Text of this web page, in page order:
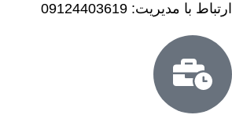
ارتباط با مدیریت: 09124403619